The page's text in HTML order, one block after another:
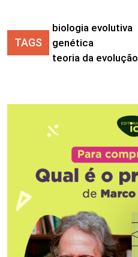
TAGS
biologia evolutiva
genética
teoria da evolução